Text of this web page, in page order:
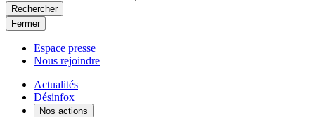
Rechercher
Fermer
Espace presse
Nous rejoindre
Actualités
Désinfox
Nos actions